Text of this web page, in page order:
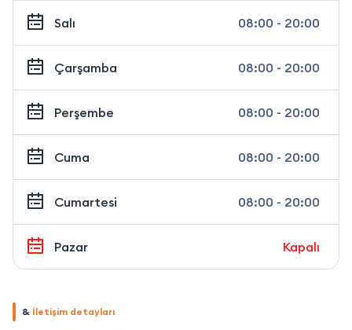
Salı 08:00 - 20:00
Çarşamba 08:00 - 20:00
Perşembe 08:00 - 20:00
Cuma 08:00 - 20:00
Cumartesi 08:00 - 20:00
Pazar Kapalı
& İletişim detayları